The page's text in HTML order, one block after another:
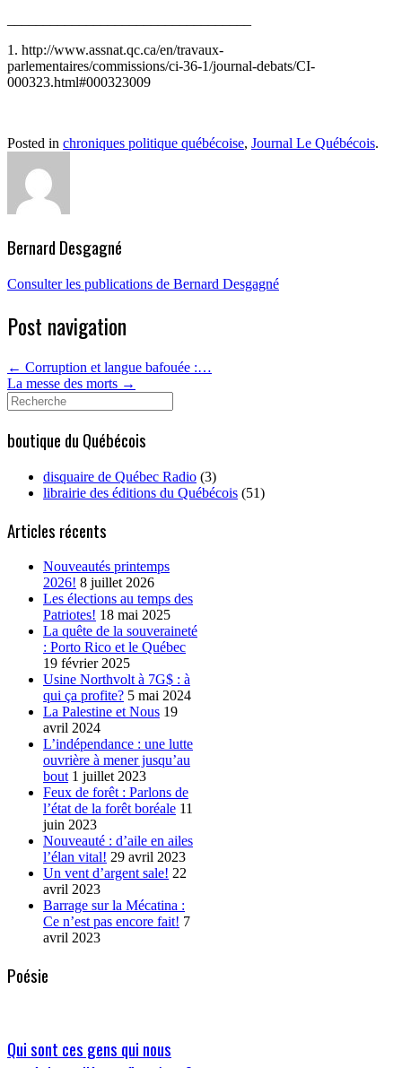
1. http://www.assnat.qc.ca/en/travaux-
parlementaires/commissions/ci-36-1/journal-debats/CI-
000323.html#000323009
Posted in chroniques politique québécoise, Journal Le Québécois.
Bernard Desgagné
Consulter les publications de Bernard Desgagné
Post navigation
← Corruption et langue bafouée :…
La messe des morts →
Search
for:
boutique du Québécois
disquaire de Québec Radio (3)
librairie des éditions du Québécois (51)
Articles récents
Nouveautés printemps
2026! 8 juillet 2026
Les élections au temps des
Patriotes! 18 mai 2025
La quête de la souveraineté
: Porto Rico et le Québec
19 février 2025
Usine Northvolt à 7G$ : à
qui ça profite? 5 mai 2024
La Palestine et Nous 19
avril 2024
L’indépendance : une lutte
ouvrière à mener jusqu’au
bout 1 juillet 2023
Feux de forêt : Parlons de
l’état de la forêt boréale 11
juin 2023
Nouveauté : d’aile en ailes
l’élan vital! 29 avril 2023
Un vent d’argent sale! 22
avril 2023
Barrage sur la Mécatina :
Ce n’est pas encore fait! 7
avril 2023
Poésie
Qui sont ces gens qui nous